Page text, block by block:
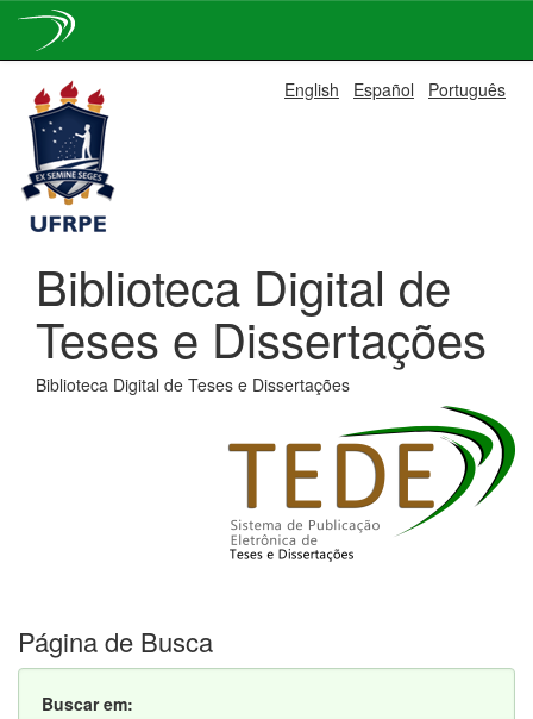
navigation
English Español Português
Biblioteca Digital de
Teses e Dissertações
Biblioteca Digital de Teses e Dissertações
Página de Busca
Buscar em: